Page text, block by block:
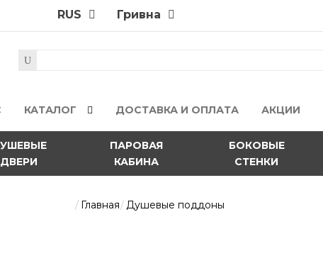
RUS Гривна
КАТАЛОГ ДОСТАВКА И ОПЛАТА АКЦИИ
ДВЕРИ
ПАРОВАЯ
КАБИНА
БОКОВЫЕ
СТЕНКИ
Главная Душевые поддоны